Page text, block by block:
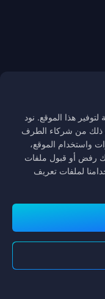
طريق النقر على "خدمة
هذا الموقع. نود
ذلك من شركاء الطرف
واستخدام الموقع،
رفض أو قبول ملفات
لملفات تعريف